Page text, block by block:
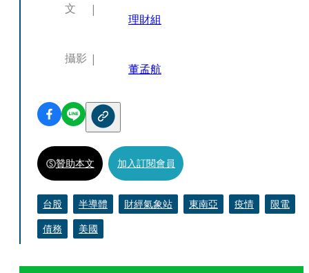
文
理財組
攝影
董孟航
贊助本文 加入訂閱會員
台股 半導體 財經氣象站 東南亞 疫情
限電
債務
美國